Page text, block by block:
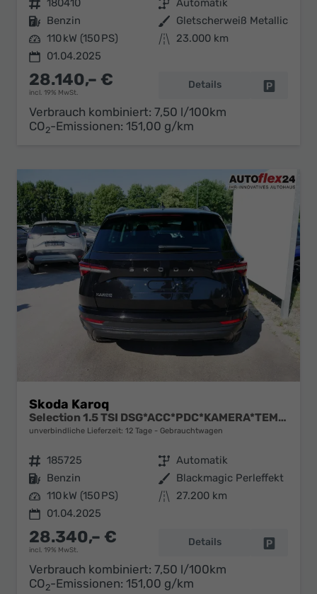
Fahrzeugnr. 180410 Getriebe Automatik
Kraftstoff Benzin Außenfarbe Gletscherweiß Metallic
Leistung 110 kW (150 PS) Kilometerstand
23.000 km
01.04.2025
28.140,– €
incl. 19% MwSt.
Details
Verbrauch kombiniert: 7,50 l/100km
CO2-Emissionen: 151,00 g/km
Skoda Karoq
Selection 1.5 TSI DSG*ACC*PDC*KAMERA*TEMPOMAT*LED*SMARTLINK*KLIMA*RADIO*17-ZOLL
unverbindliche Lieferzeit: 12 Tage Gebrauchtwagen
Fahrzeugnr. 185725 Getriebe Automatik
Kraftstoff Benzin Außenfarbe Blackmagic Perleffekt
Leistung 110 kW (150 PS) Kilometerstand
27.200 km
01.04.2025
28.340,– €
incl. 19% MwSt.
Details
Verbrauch kombiniert: 7,50 l/100km
CO2-Emissionen: 151,00 g/km